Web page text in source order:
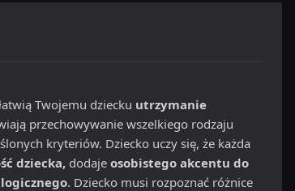
Twojemu dziecku utrzymanie
przechowywanie wszelkiego rodzaju
kryteriów. Dziecko uczy się, że każda
dziecka, dodaje osobistego akcentu do
. Dziecko musi rozpoznać różnice